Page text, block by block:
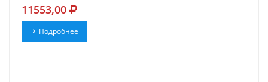
11553,00
Подробнее